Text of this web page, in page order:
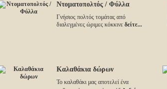
Ντοματοπολτός / Φύλλα
Γνήσιος πολτός τομάτας από
διαλεγμένες ώριμες κόκκινε δείτε...
Καλαθάκια δώρων
Το καλαθάκι μας αποτελεί ένα